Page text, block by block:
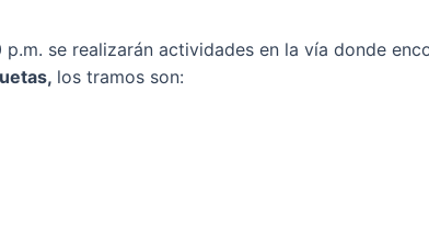
se realizarán actividades en la vía donde
los tramos son: